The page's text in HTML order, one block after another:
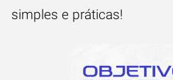
simples e práticas!